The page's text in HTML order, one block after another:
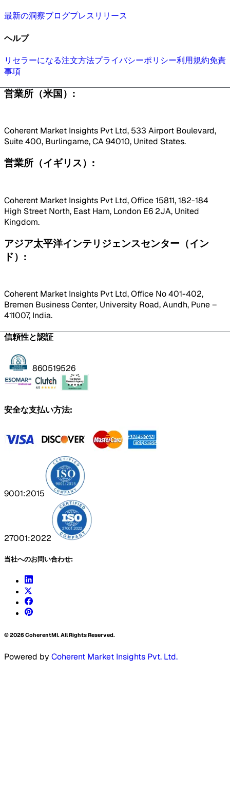
最新の洞察ブログプレスリリース
ヘルプ
リセラーになる注文方法プライバシーポリシー利用規約免責
事項
営業所（米国）:
Coherent Market Insights Pvt Ltd, 533 Airport Boulevard,
Suite 400, Burlingame, CA 94010, United States.
営業所（イギリス）:
Coherent Market Insights Pvt Ltd, Office 15811, 182-184
High Street North, East Ham, London E6 2JA, United
Kingdom.
アジア太平洋インテリジェンスセンター（イン
ド）:
Coherent Market Insights Pvt Ltd, Office No 401-402,
Bremen Business Center, University Road, Aundh, Pune –
411007, India.
信頼性と認証
860519526
安全な支払い方法:
9001:2015
27001:2022
当社へのお問い合わせ:
©2026CoherentMI. All Rights Reserved.
Powered by Coherent Market Insights Pvt. Ltd.